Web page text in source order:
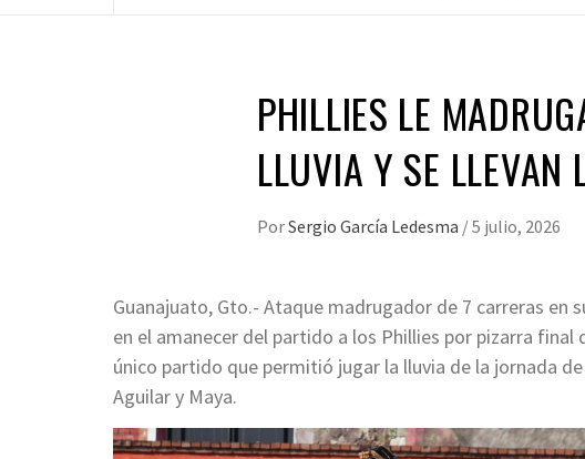
PHILLIES LE
LLUVIA Y SE LLEVAN
PorSergio García Ledesma /5 julio, 2026
Guanajuato, Gto.- Ataque madrugador de 7 carreras en
en el amanecer del partido a los Phillies por pizarra final
único partido que permitió jugar la lluvia de la jornada
Aguilar y Maya.